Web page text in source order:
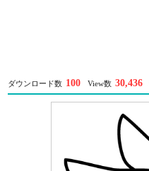
ダウンロード数 100 View数 30,436